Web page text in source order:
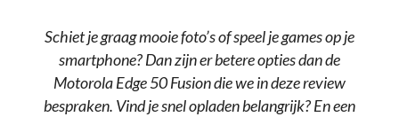
Schiet je graag mooie foto’s of speel je games op je
smartphone? Dan zijn er betere opties dan de
Motorola Edge 50 Fusion die we in deze review
bespraken. Vind je snel opladen belangrijk? En een